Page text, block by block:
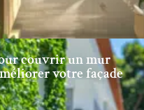
couvrir un mur
votre façade